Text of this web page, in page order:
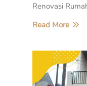
Renovasi
Read More